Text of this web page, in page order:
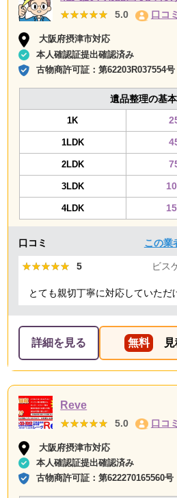
★★★★★
★★★★★ 5.0 口コミ
大阪府摂津市対応
本人確認証提出確認済み
古物商許可証：第62203R037554号
遺品整理の基
1K
1LDK
2LDK
3LDK
4LDK
口コミ この業
★★★★★
★★★★★ 5 ビス
とても親切丁寧に対応していただ
詳細を見る 無料 見
Reve
★★★★★
★★★★★ 5.0 口コミ
大阪府摂津市対応
本人確認証提出確認済み
古物商許可証：第622270165560号